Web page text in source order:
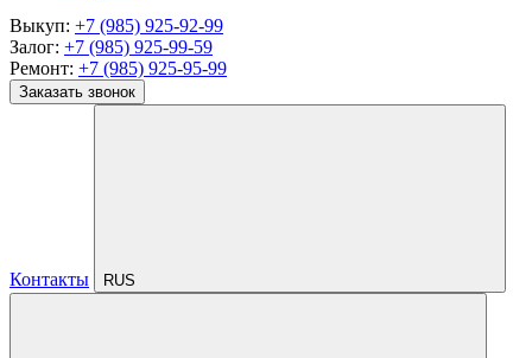
Выкуп: +7 (985) 925-92-99
Залог: +7 (985) 925-99-59
Ремонт: +7 (985) 925-95-99
Заказать звонок
Контакты RUS